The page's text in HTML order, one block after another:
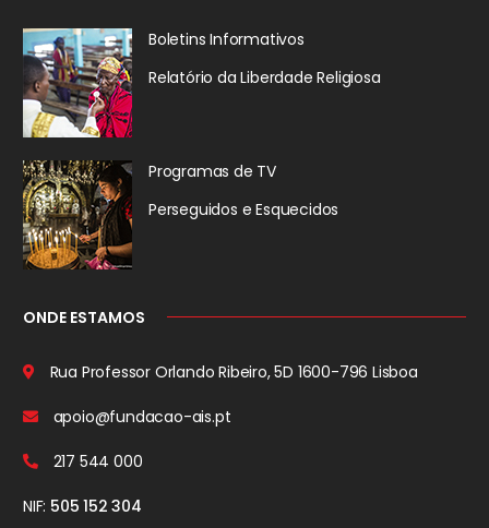
Boletins Informativos
Relatório da Liberdade Religiosa
Programas de TV
Perseguidos e Esquecidos
ONDE ESTAMOS
Rua Professor Orlando Ribeiro, 5D 1600-796 Lisboa
apoio@fundacao-ais.pt
217 544 000
NIF: 505 152 304